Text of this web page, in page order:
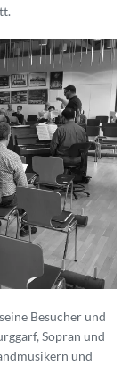
Besucher und
Sopran und
und